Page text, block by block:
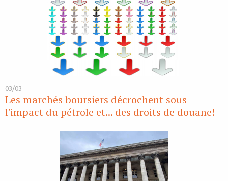
03/03
Les marchés boursiers décrochent sous
l'impact du pétrole et... des droits de douane!